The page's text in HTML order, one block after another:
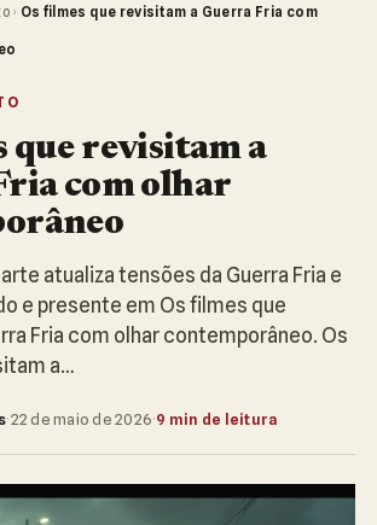
› Os filmes que revisitam a Guerra Fria com
que revisitam a
com olhar
atualiza tensões da Guerra Fria e
e presente em Os filmes que
Fria com olhar contemporâneo. Os
a…
·22 de maio de 2026·9 min de leitura